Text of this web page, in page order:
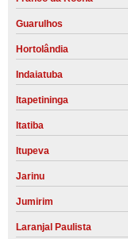
Guarulhos
Hortolândia
Indaiatuba
Itapetininga
Itatiba
Itupeva
Jarinu
Jumirim
Laranjal Paulista